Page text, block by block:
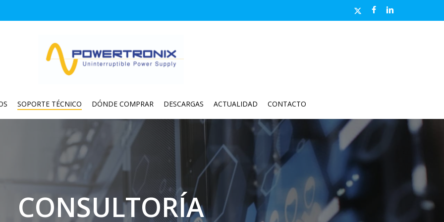
x-
twitter
facebooklinkedin
SOPORTE TÉCNICO DÓNDE COMPRAR DESCARGAS ACTUALIDAD CONTACTO
CONSULTORÍA